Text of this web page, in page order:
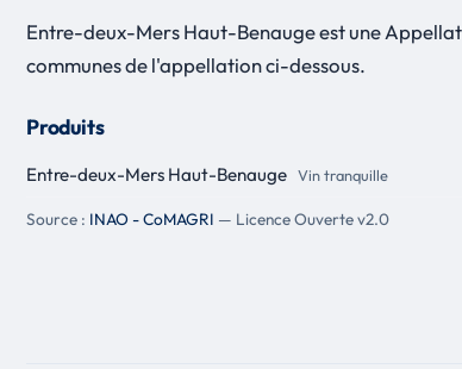
Entre-deux-Mers Haut-Benauge est une
communes de l'appellation ci-dessous.
Produits
Entre-deux-Mers Haut-Benauge Vin tranquille
Source : INAO - CoMAGRI — Licence Ouverte v2.0